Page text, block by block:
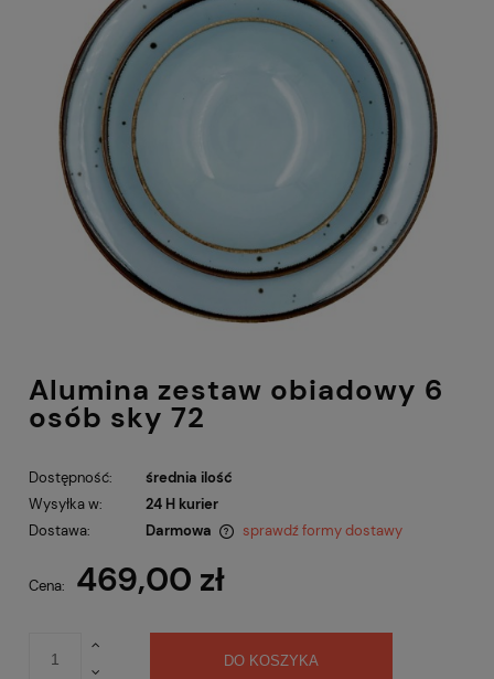
Alumina zestaw obiadowy 6
osób sky 72
Dostępność:
średnia ilość
Wysyłka w:
24 H kurier
Dostawa:
Darmowa
sprawdź formy dostawy
Cena: 469,00 zł
DO KOSZYKA